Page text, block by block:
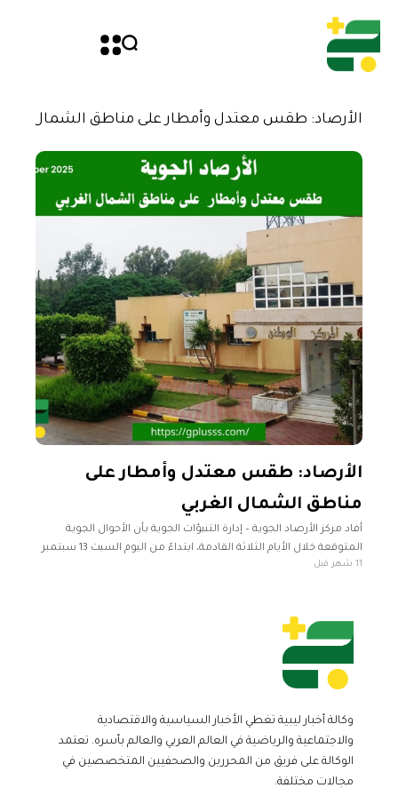
الأرصاد: طقس معتدل وأمطار على مناطق الشمال
الأرصاد: طقس معتدل وأمطار على
مناطق الشمال الغربي
أفاد مركز الأرصاد الجوية – إدارة التنبؤات الجوية بأن الأحوال الجوية
المتوقعة خلال الأيام الثلاثة القادمة، ابتداءً من اليوم السبت 13 سبتمبر
2025، ستتسم بالاعتدال على معظم مناطق البلاد، مع
11 شهر قبل
وكالة أخبار ليبية تغطي الأخبار السياسية والاقتصادية
والاجتماعية والرياضية في العالم العربي والعالم بأسره. تعتمد
الوكالة على فريق من المحررين والصحفيين المتخصصين في
مجالات مختلفة.